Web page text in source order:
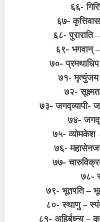
६६-
६७-
६८- पुराराति
६९- भगवान् –
७०-
७१- मृत्युंजय
७२-
७३- जगद्व्यापी-
७४-
७५- व्योमकेश
७६-
७७-
७८-
७९- भूतपति –
८०- स्थाणु –
८१- अहिर्बुध्न्य –